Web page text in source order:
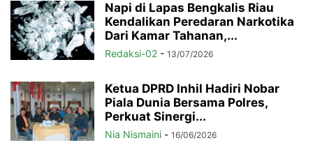
Napi di Lapas Bengkalis Riau
Kendalikan Peredaran Narkotika
Dari Kamar Tahanan,...
Redaksi-02 - 13/07/2026
Ketua DPRD Inhil Hadiri Nobar
Piala Dunia Bersama Polres,
Perkuat Sinergi...
Nia Nismaini - 16/06/2026